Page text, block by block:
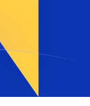
internationaux
des devises,
de